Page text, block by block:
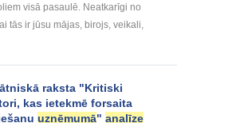
visā pasaulē. Neatkarīgi no
tās ir jūsu mājas, birojs, veikali,
raksta "Kritiski
kas ietekmē forsaita
uzņēmumā" analīze